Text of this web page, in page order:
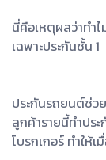
นี่คือเหตุผลว่าทำ
เฉพาะประกันชั้น 1
ประกันรถยนต์ช่ว
ลูกค้ารายนี้ทำปร
โบรกเกอร์ ทำให้